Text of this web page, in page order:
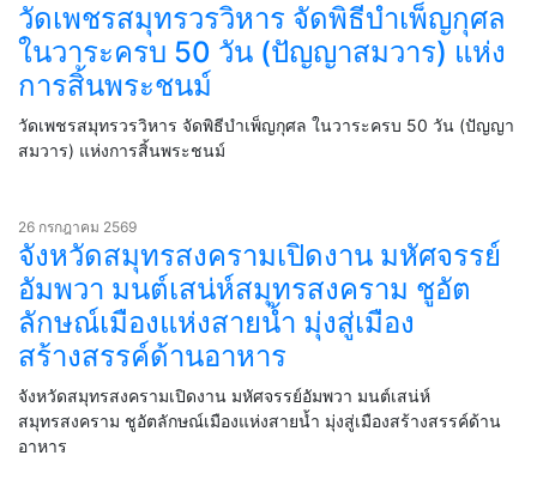
วัดเพชรสมุทรวรวิหาร จัดพิธีบำเพ็ญกุศล
ในวาระครบ 50 วัน (ปัญญาสมวาร) แห่ง
การสิ้นพระชนม์
วัดเพชรสมุทรวรวิหาร จัดพิธีบำเพ็ญกุศล ในวาระครบ 50 วัน (ปัญญา
สมวาร) แห่งการสิ้นพระชนม์
26 กรกฎาคม 2569
จังหวัดสมุทรสงครามเปิดงาน มหัศจรรย์
อัมพวา มนต์เสน่ห์สมุทรสงคราม ชูอัต
ลักษณ์เมืองแห่งสายน้ำ มุ่งสู่เมือง
สร้างสรรค์ด้านอาหาร
จังหวัดสมุทรสงครามเปิดงาน มหัศจรรย์อัมพวา มนต์เสน่ห์
สมุทรสงคราม ชูอัตลักษณ์เมืองแห่งสายน้ำ มุ่งสู่เมืองสร้างสรรค์ด้าน
อาหาร